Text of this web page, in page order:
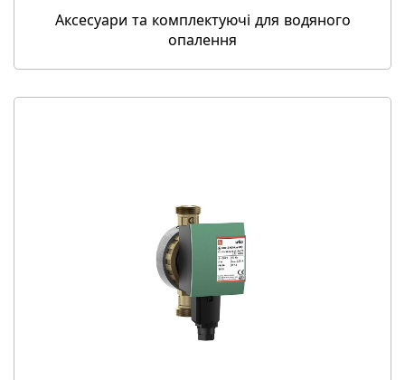
Аксесуари та комплектуючі для водяного
опалення